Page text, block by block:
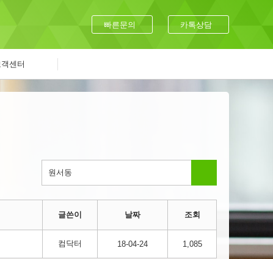
빠른문의 카톡상담
센터
글쓴이 날짜 조회
컴닥터 18-04-24 1,085